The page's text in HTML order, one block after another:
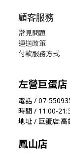
顧客服務
常見問題
運送政策
付款服務方式
左營巨蛋店
電話 / 07-
時間 / 11:00-
地址 / 巨蛋店:
鳳山店